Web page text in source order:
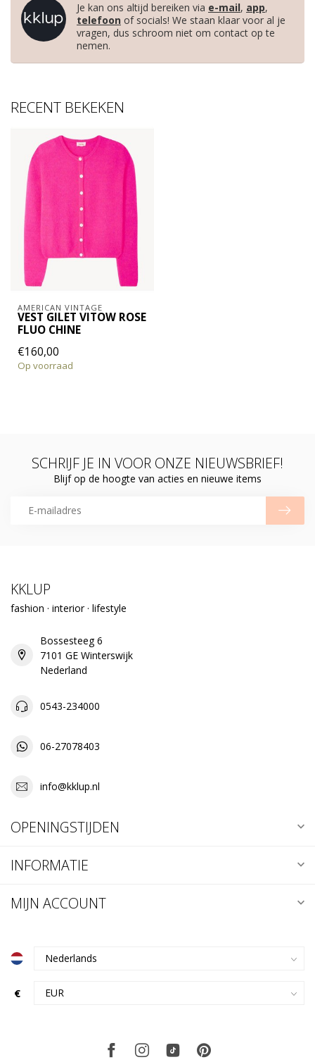
Je kan ons altijd bereiken via e-mail, app,
telefoon of socials! We staan klaar voor al je
vragen, dus schroom niet om contact op te
nemen.
RECENT BEKEKEN
AMERICAN VINTAGE
VEST GILET VITOW ROSE
FLUO CHINE
€160,00
Op voorraad
SCHRIJF JE IN VOOR ONZE NIEUWSBRIEF!
Blijf op de hoogte van acties en nieuwe items
KKLUP
fashion · interior · lifestyle
Bossesteeg 6
7101 GE Winterswijk
Nederland
0543-234000
06-27078403
info@kklup.nl
OPENINGSTIJDEN
INFORMATIE
MIJN ACCOUNT
€